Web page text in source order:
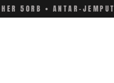
50RB • ANTAR-